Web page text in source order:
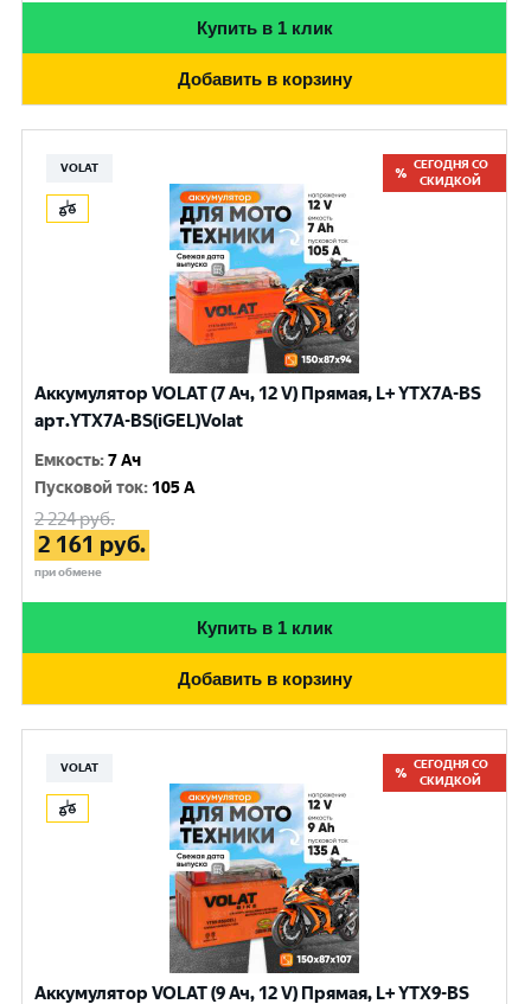
Купить в 1 клик
Добавить в корзину
VOLAT
СЕГОДНЯ СО
СКИДКОЙ
Аккумулятор VOLAT (7 Ач, 12 V) Прямая, L+ YTX7A-BS
арт.YTX7A-BS(iGEL)Volat
Емкость:7 Ач
Пусковой ток: 105 A
2 224руб.
2 161 руб.
при обмене
Купить в 1 клик
Добавить в корзину
VOLAT
СЕГОДНЯ СО
СКИДКОЙ
Аккумулятор VOLAT (9 Ач, 12 V) Прямая, L+ YTX9-BS